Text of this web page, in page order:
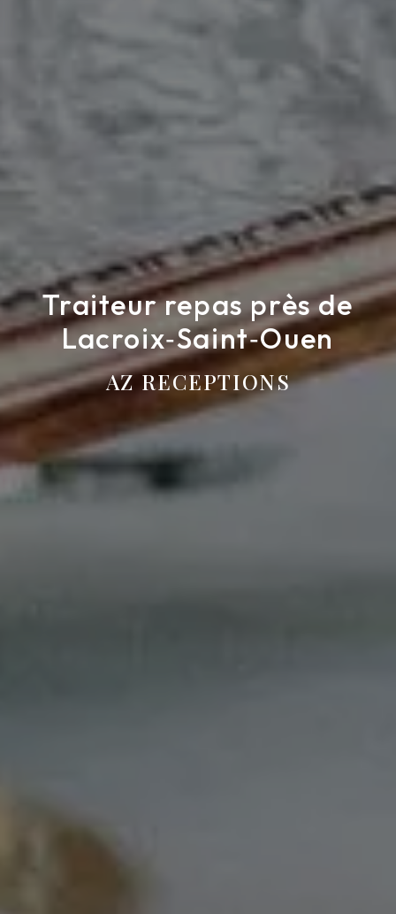
Traiteur repas près de
Lacroix‑Saint‑Ouen
AZ RECEPTIONS